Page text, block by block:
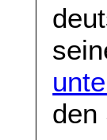
den